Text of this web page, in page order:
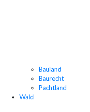
Bauland
Baurecht
Pachtland
Wald